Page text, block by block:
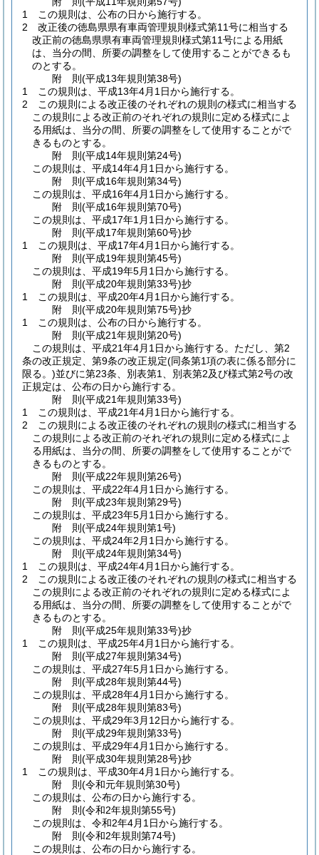
1
この規則は、公布の日から施行する。
2
改正後の徳島県県有車両管理規則様式第11号に相当する
改正前の徳島県県有車両管理規則様式第11号による用紙
は、当分の間、所要の調整をして使用することができるも
のとする。
附 則(平成13年規則第38号)
1
この規則は、平成13年4月1日から施行する。
2
この規則による改正後のそれぞれの規則の様式に相当する
この規則による改正前のそれぞれの規則に定める様式によ
る用紙は、当分の間、所要の調整をして使用することがで
きるものとする。
附 則(平成14年規則第24号)
この規則は、平成14年4月1日から施行する。
附 則(平成16年規則第34号)
この規則は、平成16年4月1日から施行する。
附 則(平成16年規則第70号)
この規則は、平成17年1月1日から施行する。
附 則(平成17年規則第60号)抄
1
この規則は、平成17年4月1日から施行する。
附 則(平成19年規則第45号)
この規則は、平成19年5月1日から施行する。
附 則(平成20年規則第33号)抄
1
この規則は、平成20年4月1日から施行する。
附 則(平成20年規則第75号)抄
1
この規則は、公布の日から施行する。
附 則(平成21年規則第20号)
この規則は、平成21年4月1日から施行する。 ただし、第2
条の改正規定、第9条の改正規定(同条第1項の表に係る部分に
限る。)並びに第23条、別表第1、別表第2及び様式第2号の改
正規定は、公布の日から施行する。
附 則(平成21年規則第33号)
1
この規則は、平成21年4月1日から施行する。
2
この規則による改正後のそれぞれの規則の様式に相当する
この規則による改正前のそれぞれの規則に定める様式によ
る用紙は、当分の間、所要の調整をして使用することがで
きるものとする。
附 則(平成22年規則第26号)
この規則は、平成22年4月1日から施行する。
附 則(平成23年規則第29号)
この規則は、平成23年5月1日から施行する。
附 則(平成24年規則第1号)
この規則は、平成24年2月1日から施行する。
附 則(平成24年規則第34号)
1
この規則は、平成24年4月1日から施行する。
2
この規則による改正後のそれぞれの規則の様式に相当する
この規則による改正前のそれぞれの規則に定める様式によ
る用紙は、当分の間、所要の調整をして使用することがで
きるものとする。
附 則(平成25年規則第33号)抄
1
この規則は、平成25年4月1日から施行する。
附 則(平成27年規則第34号)
この規則は、平成27年5月1日から施行する。
附 則(平成28年規則第44号)
この規則は、平成28年4月1日から施行する。
附 則(平成28年規則第83号)
この規則は、平成29年3月12日から施行する。
附 則(平成29年規則第33号)
この規則は、平成29年4月1日から施行する。
附 則(平成30年規則第28号)抄
1
この規則は、平成30年4月1日から施行する。
附 則(令和元年規則第30号)
この規則は、公布の日から施行する。
附 則(令和2年規則第55号)
この規則は、令和2年4月1日から施行する。
附 則(令和2年規則第74号)
この規則は、公布の日から施行する。